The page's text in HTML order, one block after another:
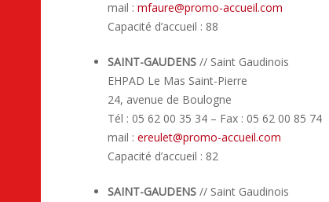
mail : mfaure@promo-accueil.com
Capacité d’accueil : 88
SAINT-GAUDENS // Saint Gaudinois
EHPAD Le Mas Saint-Pierre
24, avenue de Boulogne
Tél : 05 62 00 35 34 – Fax : 05 62 00 85 74
mail : ereulet@promo-accueil.com
Capacité d’accueil : 82
SAINT-GAUDENS // Saint Gaudinois